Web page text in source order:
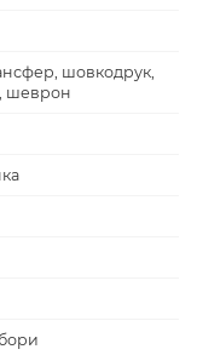
шовкодрук,
шеврон